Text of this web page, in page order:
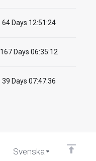
64 Days 12:51:24
167 Days 06:35:12
39 Days 07:47:36
Svenska